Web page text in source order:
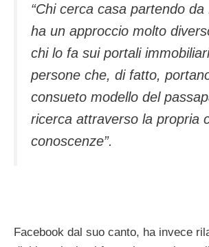
“Chi cerca casa partendo da
ha un approccio molto
chi lo fa sui portali
persone che, di fatto,
consueto modello del
ricerca attraverso la propria
conoscenze”.
Facebook dal suo canto, ha invece